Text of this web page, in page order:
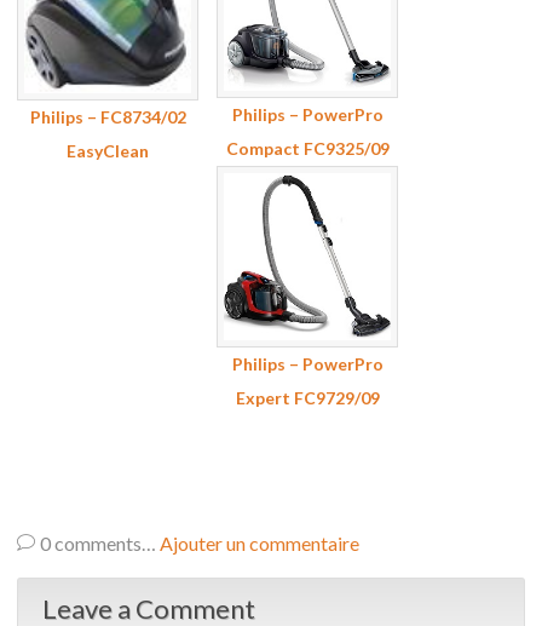
Philips – FC8734/02
EasyClean
Philips – PowerPro
Compact FC9325/09
Philips – PowerPro
Expert FC9729/09
0comments… Ajouter un commentaire
Leave a Comment